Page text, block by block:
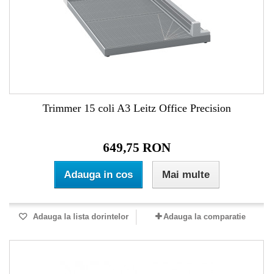
Trimmer 15 coli A3 Leitz Office Precision
649,75 RON
Adauga in cos Mai multe
Adauga la lista dorintelor Adauga la comparatie